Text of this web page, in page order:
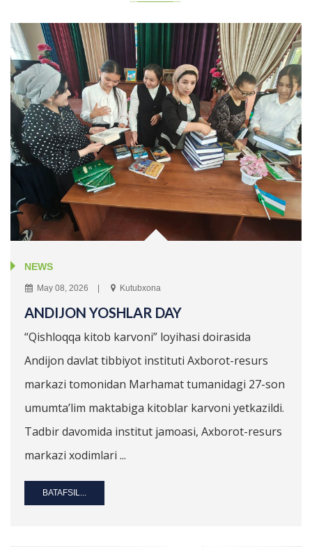
NEWS
May 08, 2026 Kutubxona
ANDIJON YOSHLAR DAY
“Qishloqqa kitob karvoni” loyihasi doirasida
Andijon davlat tibbiyot instituti Axborot-resurs
markazi tomonidan Marhamat tumanidagi 27-son
umumta’lim maktabiga kitoblar karvoni yetkazildi.
Tadbir davomida institut jamoasi, Axborot-resurs
markazi xodimlari ...
BATAFSIL...